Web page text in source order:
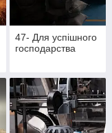
47- Для успішного
господарства